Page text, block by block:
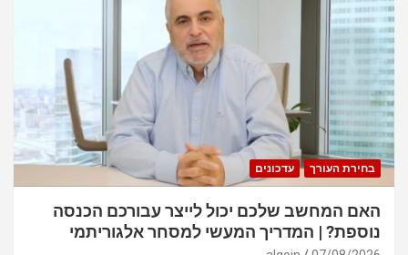
בחירת העורך עדכונים
האם המחשב שלכם יכול לייצר עבורכם הכנסה
נוספת? | המדריך המעשי למסחר אלגוריתמי